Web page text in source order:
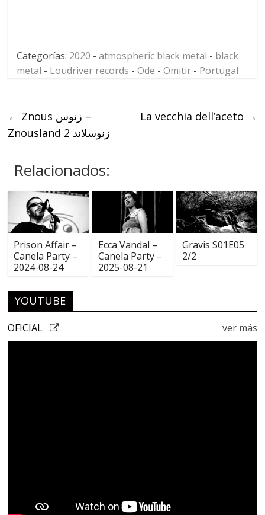
Categorías: 2020 -atmospheric black metal - black
metal - Loudriver records -Ode -Omitir - Portugal
← Znous زنوس –
Znousland 2 زنوسلاند
La vecchia dell’aceto →
Relacionados:
Prison Affair –
Canela Party –
2024-08-24
Ecca Vandal –
Canela Party –
2025-08-21
Gravis S01E05
2/2
YOUTUBE
ver más
OFICIAL